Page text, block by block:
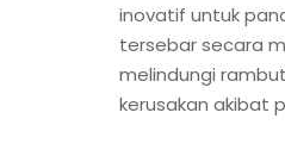
inovatif untuk
tersebar secara
melindungi
kerusakan akibat